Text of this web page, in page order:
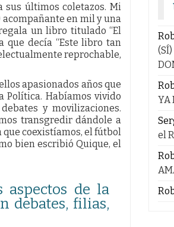
últimos coletazos. Mi
en mil y una
un libro titulado “El
que decía “Este libro tan
reprochable,
apasionados años que
Política. Habíamos vivido
y movilizaciones.
transgredir dándole a
coexistíamos, el fútbol
bien escribió Quique, el
aspectos de la
debates, filias,
(SÍ)
YA
el